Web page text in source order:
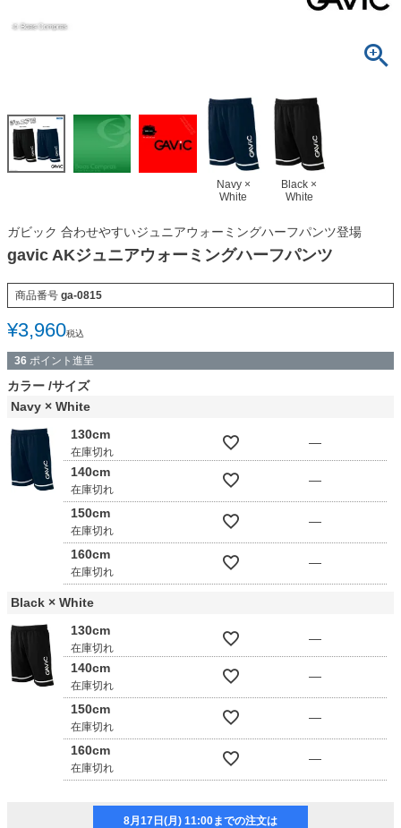
Navy ×
White
Black ×
White
ガビック 合わせやすいジュニアウォーミングハーフパンツ登場
gavic AKジュニアウォーミングハーフパンツ
商品番号 ga-0815
¥3,960税込
36 ポイント進呈
カラー サイズ
Navy × White
130cm
在庫切れ
—
140cm
在庫切れ
—
150cm
在庫切れ
—
160cm
在庫切れ
—
Black × White
130cm
在庫切れ
—
140cm
在庫切れ
—
150cm
在庫切れ
—
160cm
在庫切れ
—